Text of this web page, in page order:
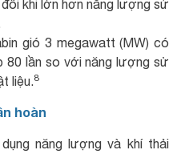
khi lớn hơn năng lượng sử
gió 3 megawatt (MW) có
80 lần so với năng lượng sử
liệu. 8
hoàn
năng lượng và khí thải